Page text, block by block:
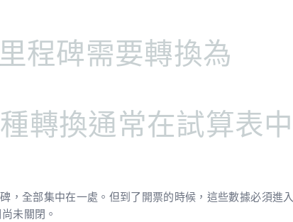
程碑需要轉換為
轉換通常在試算表中
全部集中在一處。但到了開票的時候，這些數據必須進入
未關閉。